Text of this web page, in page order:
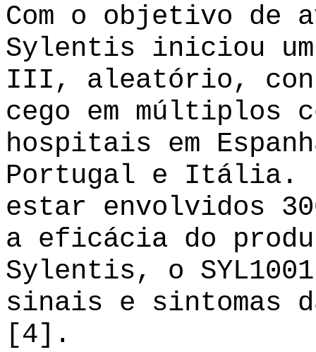
Com o objetivo de
Sylentis iniciou
III, aleatório,
cego em múltiplos
hospitais em
Portugal e Itália.
estar envolvidos
a eficácia do
Sylentis, o
sinais e sintomas
[4].